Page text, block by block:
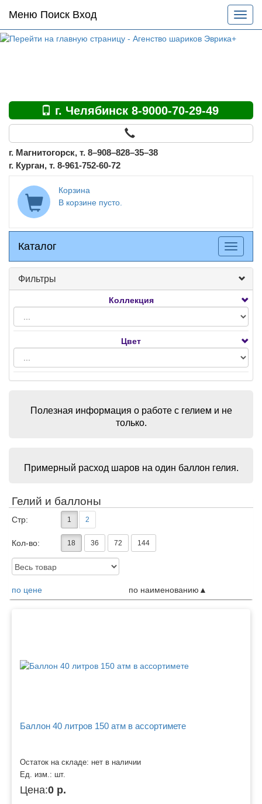
Основное
меню
по
Меню Поиск Вход
меню
г. Челябинск 8-9000-70-29-49
г. Магнитогорск, т. 8–908–828–35–38
г. Курган, т. 8-961-752-60-72
Корзина
В корзине пусто.
Каталог
Каталог
меню
Фильтры
Коллекция
Цвет
Полезная информация о работе с гелием и не
только.
Примерный расход шаров на один баллон гелия.
Гелий и баллоны
Стр: 1 2
Кол-во: 18 36 72 144
Доступность:
по цене по наименованию
Баллон 40 литров 150 атм в ассортимете
Остаток на складе: нет в наличии
Ед. изм.: шт.
Цена:0 р.